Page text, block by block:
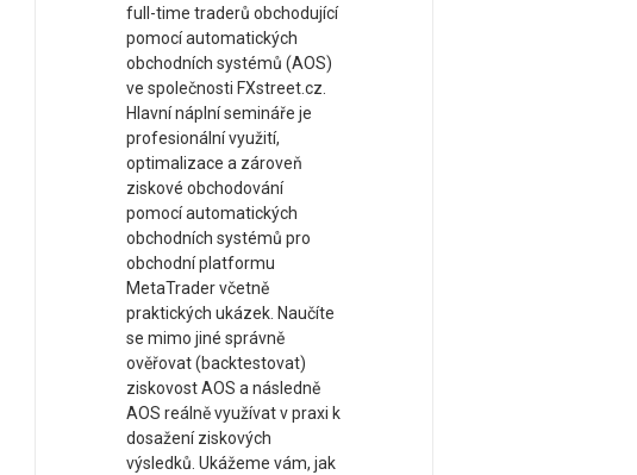
full-time traderů obchodující
pomocí automatických
obchodních systémů (AOS)
ve společnosti FXstreet.cz.
Hlavní náplní semináře je
profesionální využití,
optimalizace a zároveň
ziskové obchodování
pomocí automatických
obchodních systémů pro
obchodní platformu
MetaTrader včetně
praktických ukázek. Naučíte
se mimo jiné správně
ověřovat (backtestovat)
ziskovost AOS a následně
AOS reálně využívat v praxi k
dosažení ziskových
výsledků. Ukážeme vám, jak